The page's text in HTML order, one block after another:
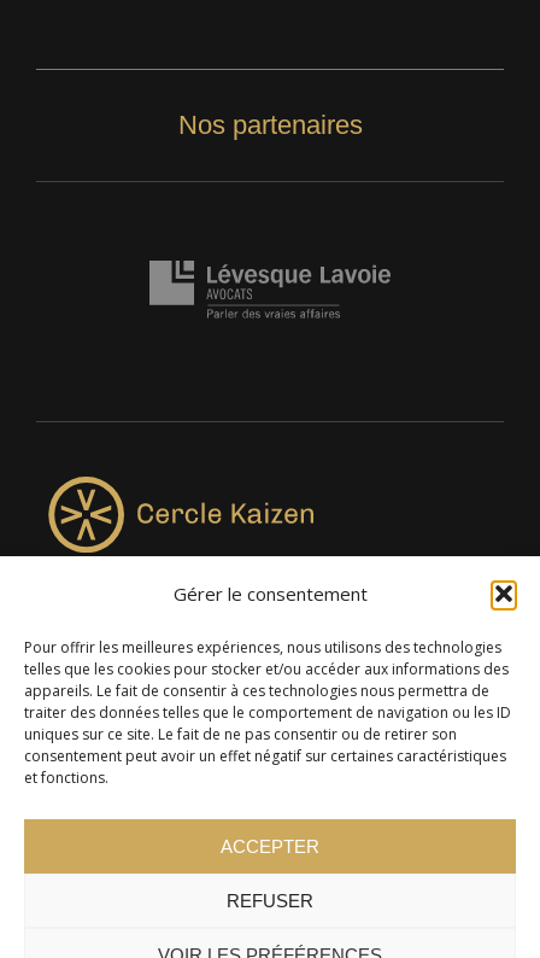
Gérer le consentement
Pour offrir les meilleures expériences, nous utilisons des technologies
telles que les cookies pour stocker et/ou accéder aux informations des
appareils. Le fait de consentir à ces technologies nous permettra de
traiter des données telles que le comportement de navigation ou les ID
uniques sur ce site. Le fait de ne pas consentir ou de retirer son
consentement peut avoir un effet négatif sur certaines caractéristiques
et fonctions.
ACCEPTER
REFUSER
Nos partenaires
4957, rue Lionel-Groulx, bureau 819, Saint-Augustin-de-
Desmaures QC G3A 0M7
© 2024 Cercle Kaizen. Tous droits réservés -